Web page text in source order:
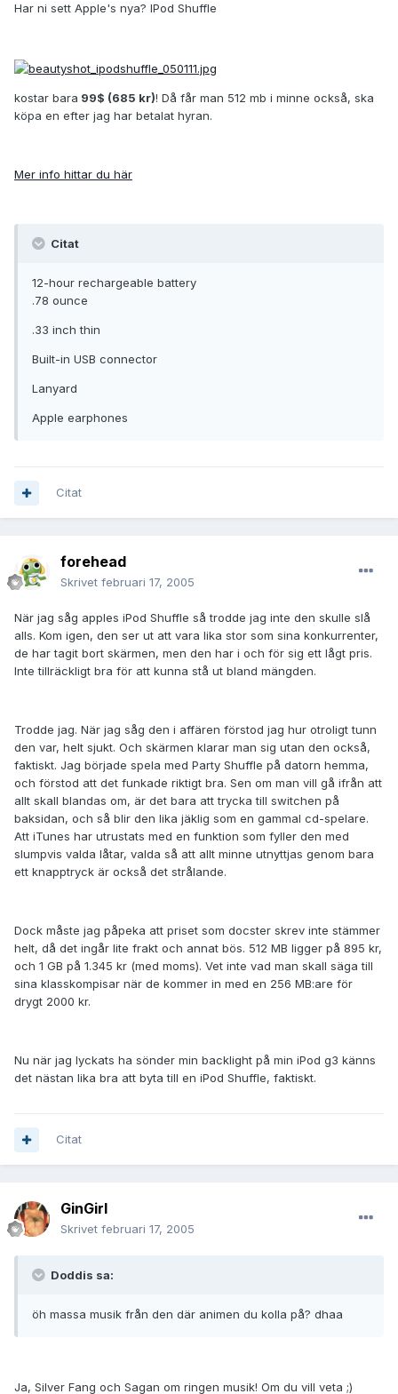
Har ni sett Apple's nya? IPod Shuffle
kostar bara 99$ (685 kr)! Då får man 512 mb i minne också, ska
köpa en efter jag har betalat hyran.
Mer info hittar du här
Citat
12-hour rechargeable battery
.78 ounce
.33 inch thin
Built-in USB connector
Lanyard
Apple earphones
Citat
forehead
Skrivet februari 17, 2005
När jag såg apples iPod Shuffle så trodde jag inte den skulle slå
alls. Kom igen, den ser ut att vara lika stor som sina konkurrenter,
de har tagit bort skärmen, men den har i och för sig ett lågt pris.
Inte tillräckligt bra för att kunna stå ut bland mängden.
Trodde jag. När jag såg den i affären förstod jag hur otroligt tunn
den var, helt sjukt. Och skärmen klarar man sig utan den också,
faktiskt. Jag började spela med Party Shuffle på datorn hemma,
och förstod att det funkade riktigt bra. Sen om man vill gå ifrån att
allt skall blandas om, är det bara att trycka till switchen på
baksidan, och så blir den lika jäklig som en gammal cd-spelare.
Att iTunes har utrustats med en funktion som fyller den med
slumpvis valda låtar, valda så att allt minne utnyttjas genom bara
ett knapptryck är också det strålande.
Dock måste jag påpeka att priset som docster skrev inte stämmer
helt, då det ingår lite frakt och annat bös. 512 MB ligger på 895 kr,
och 1 GB på 1.345 kr (med moms). Vet inte vad man skall säga till
sina klasskompisar när de kommer in med en 256 MB:are för
drygt 2000 kr.
Nu när jag lyckats ha sönder min backlight på min iPod g3 känns
det nästan lika bra att byta till en iPod Shuffle, faktiskt.
Citat
GinGirl
Skrivet februari 17, 2005
Doddis sa:
öh massa musik från den där animen du kolla på? dhaa
Ja, Silver Fang och Sagan om ringen musik! Om du vill veta ;)